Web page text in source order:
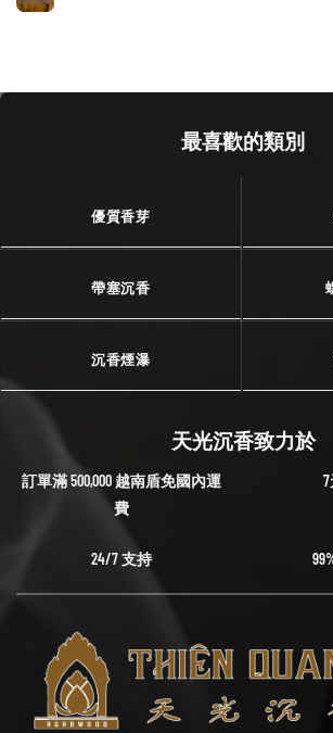
最喜歡的類別
優質香芽
帶塞沉香
沉香煙瀑
天光沉香致力於
訂單滿 500,000 越南盾免國內運
費
24/7 支持